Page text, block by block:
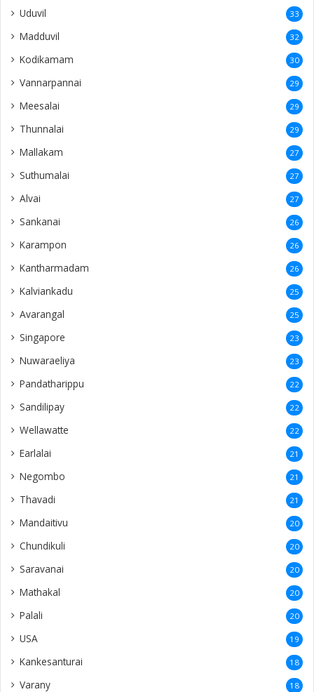
Uduvil 33
Madduvil 32
Kodikamam 30
Vannarpannai 29
Meesalai 29
Thunnalai 29
Mallakam 27
Suthumalai 27
Alvai 27
Sankanai 26
Karampon 26
Kantharmadam 26
Kalviankadu 25
Avarangal 25
Singapore 23
Nuwaraeliya 23
Pandatharippu 22
Sandilipay 22
Wellawatte 22
Earlalai 21
Negombo 21
Thavadi 21
Mandaitivu 20
Chundikuli 20
Saravanai 20
Mathakal 20
Palali 20
USA 19
Kankesanturai 18
Varany 18